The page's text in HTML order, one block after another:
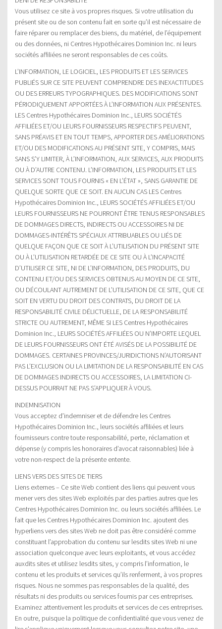
Vous utilisez ce site à vos propres risques. Si votre utilisation du
présent site ou de son contenu fait en sorte qu’il est nécessaire de
faire réparer ou remplacer des biens, du matériel, de l’équipement
ou des données, ni Centres Hypothécaires Dominion Inc. ni leurs
sociétés affiliées ne seront responsables de ces coûts.
L’INFORMATION, LE LOGICIEL, LES PRODUITS ET LES SERVICES
PUBLIÉS SUR CE SITE PEUVENT COMPRENDRE DES INEXACTITUDES
OU DES ERREURS TYPOGRAPHIQUES. DES MODIFICATIONS SONT
PÉRIODIQUEMENT APPORTÉES À L’INFORMATION AUX PRÉSENTES.
LES Centres Hypothécaires Dominion Inc., LEURS SOCIÉTÉS
AFFILIÉES ET/OU LEURS FOURNISSEURS RESPECTIFS PEUVENT,
SANS PRÉAVIS ET EN TOUT TEMPS, APPORTER DES AMÉLIORATIONS
ET/OU DES MODIFICATIONS AU PRÉSENT SITE, Y COMPRIS, MAIS
SANS S’Y LIMITER, À L’INFORMATION, AUX SERVICES, AUX PRODUITS
OU À D’AUTRE CONTENU. L’INFORMATION, LES PRODUITS ET LES
SERVICES SONT TOUS FOURNIS « EN L’ÉTAT », SANS GARANTIE DE
QUELQUE SORTE QUE CE SOIT. EN AUCUN CAS LES Centres
Hypothécaires Dominion Inc., LEURS SOCIÉTÉS AFFILIÉES ET/OU
LEURS FOURNISSEURS NE POURRONT ÊTRE TENUS RESPONSABLES
DE DOMMAGES DIRECTS, INDIRECTS OU ACCESSOIRES NI DE
DOMMAGES-INTÉRÊTS SPÉCIAUX ATTRIBUABLES OU LIÉS DE
QUELQUE FAÇON QUE CE SOIT À L’UTILISATION DU PRÉSENT SITE
OU À L’UTILISATION RETARDÉE DE CE SITE OU À L’INCAPACITÉ
D’UTILISER CE SITE, NI DE L’INFORMATION, DES PRODUITS, DU
CONTENU ET/OU DES SERVICES OBTENUS AU MOYEN DE CE SITE,
OU DÉCOULANT AUTREMENT DE L’UTILISATION DE CE SITE, QUE CE
SOIT EN VERTU DU DROIT DES CONTRATS, DU DROIT DE LA
RESPONSABILITÉ CIVILE DÉLICTUELLE, DE LA RESPONSABILITÉ
STRICTE OU AUTREMENT, MÊME SI LES Centres Hypothécaires
Dominion Inc., LEURS SOCIÉTÉS AFFILIÉES OU N’IMPORTE LEQUEL
DE LEURS FOURNISSEURS ONT ÉTÉ AVISÉS DE LA POSSIBILITÉ DE
DOMMAGES. CERTAINES PROVINCES/JURIDICTIONS N’AUTORISANT
PAS L’EXCLUSION OU LA LIMITATION DE LA RESPONSABILITÉ EN CAS
DE DOMMAGES INDIRECTS OU ACCESSOIRES, LA LIMITATION CI-
DESSUS POURRAIT NE PAS S’APPLIQUER À VOUS.
INDEMNISATION
Vous acceptez d’indemniser et de défendre les Centres
Hypothécaires Dominion Inc., leurs sociétés affiliées et leurs
fournisseurs contre toute responsabilité, perte, réclamation et
dépense (y compris les honoraires d’avocat raisonnables) liée à
votre non-respect de la présente entente.
LIENS VERS DES SITES DE TIERS
Liens externes – Ce site Web contient des liens qui peuvent vous
mener vers des sites Web exploités par des parties autres que les
Centres Hypothécaires Dominion Inc. ou leurs sociétés affiliées. Le
fait que les Centres Hypothécaires Dominion Inc. ajoutent des
hyperliens vers des sites Web ne doit pas être considéré comme
constituant l’approbation du contenu sur lesdits sites Web ni une
association quelconque avec leurs exploitants, et vous accédez
auxdits sites et utilisez lesdits sites, y compris l’information, le
contenu et les produits et services qu’ils renferment, à vos propres
risques. Nous ne sommes pas responsables de la qualité, des
résultats ni des produits ou services fournis par ces entreprises.
Examinez attentivement les produits et services de ces entreprises.
En outre, puisque la politique de confidentialité que vous venez de